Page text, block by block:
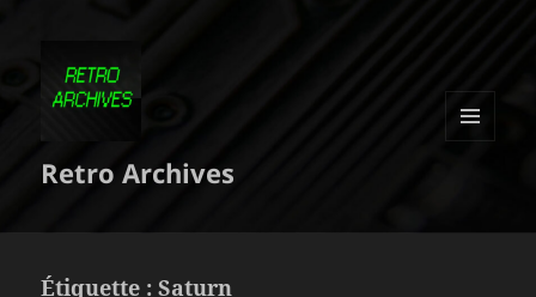
Retro Archives
Étiquette :Saturn